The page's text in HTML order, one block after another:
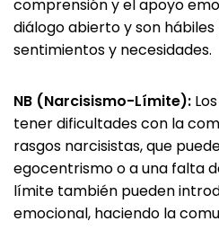
comprensión y el apoyo
diálogo abierto y son
sentimientos y necesidades.
NB (Narcisismo-Límite):
tener dificultades con la
rasgos narcisistas, que
egocentrismo o a una falta
límite también pueden
emocional, haciendo la